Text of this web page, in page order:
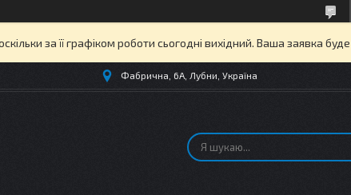
за її графіком роботи сьогодні вихідний. Ваша заявка
Фабрична, 6А, Лубни, Україна